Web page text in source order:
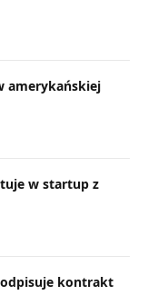
amerykańskiej
w startup z
kontrakt